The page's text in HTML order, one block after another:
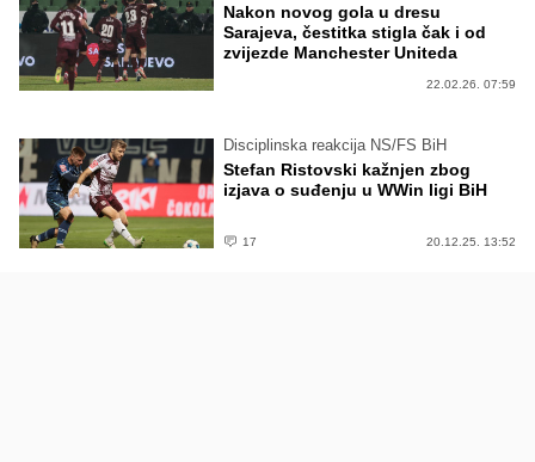
Nakon novog gola u dresu
Sarajeva, čestitka stigla čak i od
zvijezde Manchester Uniteda
22.02.26. 07:59
Disciplinska reakcija NS/FS BiH
Stefan Ristovski kažnjen zbog
izjava o suđenju u WWin ligi BiH
17 20.12.25. 13:52